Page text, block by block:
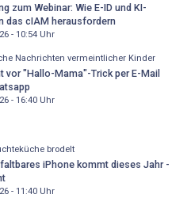
zum Webinar: Wie E-ID und KI-
das cIAM herausfordern
- 10:54Uhr
Nachrichten vermeintlicher Kinder
vor "Hallo-Mama"-Trick per E-Mail
- 16:40Uhr
brodelt
iPhone kommt dieses Jahr -
- 11:40Uhr